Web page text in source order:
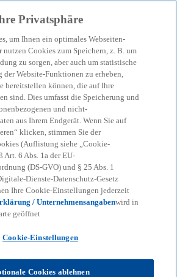
Privatsphäre
um Ihnen ein optimales Webseiten-
Cookies zum Speichern, z. B. um
zu sorgen, aber auch um statistische
der Website-Funktionen zu erheben,
bereitstellen können, die auf Ihre
sind. Dies umfasst die Speicherung und
und nicht-
aus Ihrem Endgerät. Wenn Sie auf
klicken, stimmen Sie der
(Auflistung siehe „Cookie-
Art. 6 Abs. 1a der EU-
(DS-GVO) und § 25 Abs. 1
Dienste-Datenschutz-Gesetz
Ihre Cookie-Einstellungen jederzeit
/ Unternehmensangabenwird in
geöffnet
Cookie-Einstellungen
Cookies ablehnen